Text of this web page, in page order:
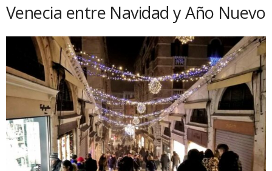
Venecia entre Navidad y Año Nuevo